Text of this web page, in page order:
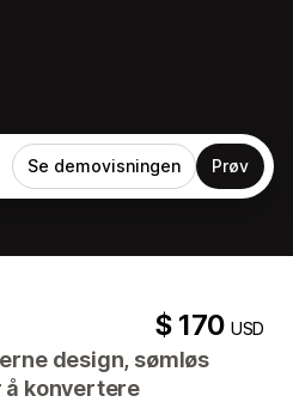
Se demovisningen Prøv
$ 170USD
design, sømløs
å konvertere